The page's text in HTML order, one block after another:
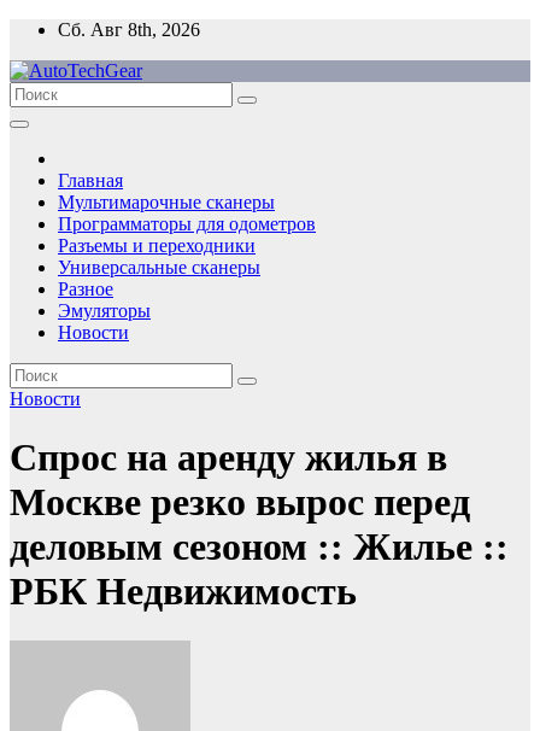
Перейти
содержимому
Сб. Авг 8th, 2026
Главная
Мультимарочные сканеры
Программаторы для одометров
Разъемы и переходники
Универсальные сканеры
Разное
Эмуляторы
Новости
Новости
Спрос на аренду жилья в
Москве резко вырос перед
деловым сезоном :: Жилье ::
РБК Недвижимость